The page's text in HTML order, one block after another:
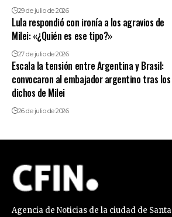
29 de julio de 2026
Lula respondió con ironía a los agravios de
Milei: «¿Quién es ese tipo?»
27 de julio de 2026
Escala la tensión entre Argentina y Brasil:
convocaron al embajador argentino tras los
dichos de Milei
26 de julio de 2026
Agencia de Noticias de la ciudad de Santa